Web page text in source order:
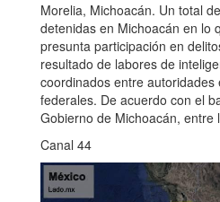
Morelia, Michoacán. Un total
detenidas en Michoacán en lo
presunta participación en
resultado de labores de
coordinados entre autoridades
federales. De acuerdo con el
Gobierno de Michoacán, entre
Canal 44